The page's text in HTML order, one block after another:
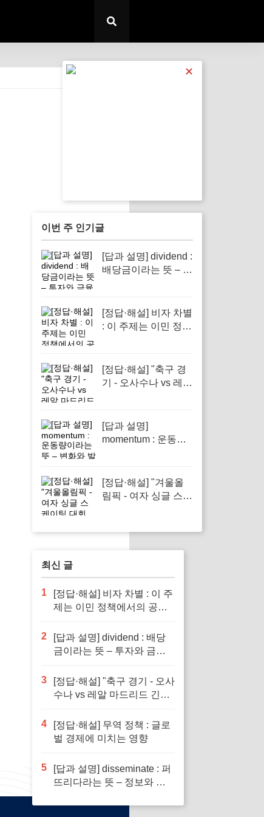
✕
이번 주 인기글
[답과 설명] dividend :
배당금이라는 뜻 – 투
아야 할 단어입니다
[정답·해설] 비자 차별
: 이 주제는 이민 정책
[정답·해설] "축구 경
기 - 오사수나 vs 레알
[답과 설명]
momentum : 운동량
상징으로 중요한 개
념이다
[정답·해설] "겨울올
림픽 - 여자 싱글 스케
최신 글
1
[정답·해설] 비자 차별 : 이 주
제는 이민 정책에서의 공정
2
[답과 설명] dividend : 배당
금이라는 뜻 – 투자와 금융
알아야 할 단어입니다
3
[정답·해설] "축구 경기 - 오사
수나 vs 레알 마드리드 긴장
4
[정답·해설] 무역 정책 : 글로
벌 경제에 미치는 영향
5
[답과 설명] disseminate : 퍼
뜨리다라는 뜻 – 정보와 지
할을 하는 단어